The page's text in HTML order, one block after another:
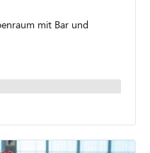
mit Bar und